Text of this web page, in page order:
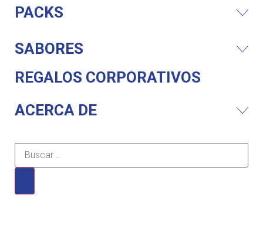
PACKS
SABORES
REGALOS CORPORATIVOS
ACERCA DE